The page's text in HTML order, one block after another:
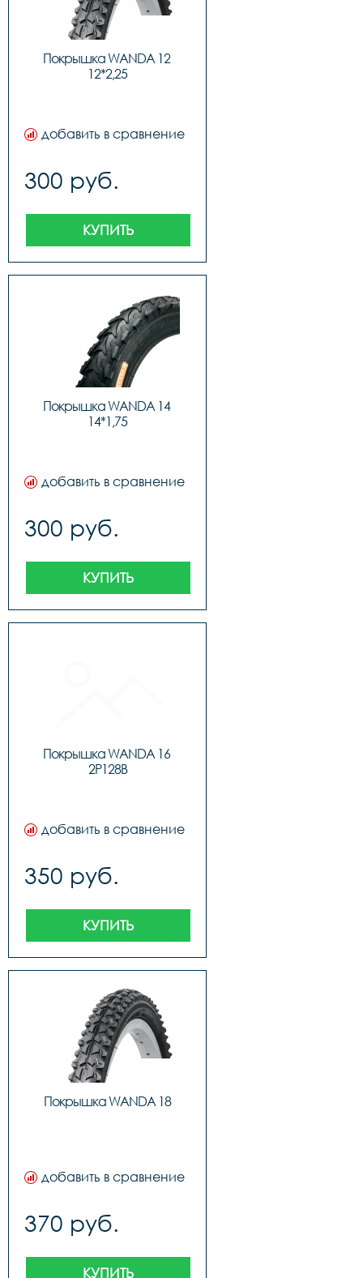
Покрышка WANDA 12
12*2,25
добавить в сравнение
300 руб.
КУПИТЬ
Покрышка WANDA 14
14*1,75
добавить в сравнение
300 руб.
КУПИТЬ
Покрышка WANDA 16
2P128B
добавить в сравнение
350 руб.
КУПИТЬ
Покрышка WANDA 18
добавить в сравнение
370 руб.
КУПИТЬ